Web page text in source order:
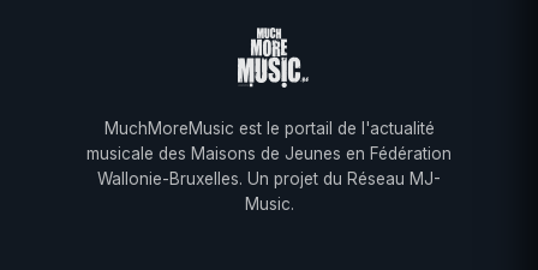
MuchMoreMusic est le portail de l'actualité
musicale des Maisons de Jeunes en Fédération
Wallonie-Bruxelles. Un projet du Réseau MJ-
Music.